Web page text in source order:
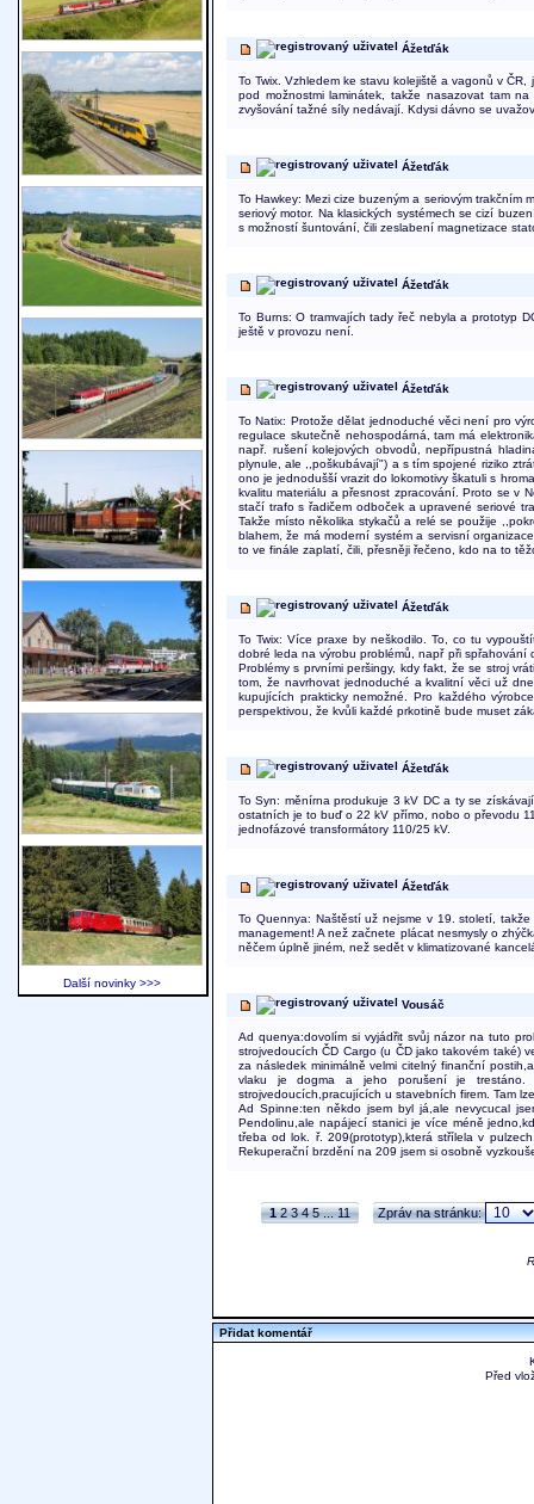
Ážetďák
To Twix. Vzhledem ke stavu kolejiště a vagonů v
pod možnostmi laminátek, takže nasazovat tam
zvyšování tažné síly nedávají. Kdysi dávno se
Ážetďák
To Hawkey: Mezi cize buzeným a seriovým
seriový motor. Na klasických systémech se cizí
s možností šuntování, čili zeslabení magnetizace
Ážetďák
To Burns: O tramvajích tady řeč nebyla a prototyp
ještě v provozu není.
Ážetďák
To Natix: Protože dělat jednoduché věci není pro
regulace skutečně nehospodárná, tam má
např. rušení kolejových obvodů, nepřípustná
plynule, ale ,,poškubávají") a s tím spojené riziko
ono je jednodušší vrazit do lokomotivy škatuli s
kvalitu materiálu a přesnost zpracování. Proto se v
stačí trafo s řadičem odboček a upravené seriové
Takže místo několika stykačů a relé se použije
blahem, že má moderní systém a servisní
to ve finále zaplatí, čili, přesněji řečeno, kdo na to
Ážetďák
To Twix: Více praxe by neškodilo. To, co tu
dobré leda na výrobu problémů, např při
Problémy s prvními peršingy, kdy fakt, že se stroj
tom, že navrhovat jednoduché a kvalitní věci už
kupujících prakticky nemožné. Pro každého
perspektivou, že kvůli každé prkotině bude muset
Ážetďák
To Syn: měnírna produkuje 3 kV DC a ty se
ostatních je to buď o 22 kV přímo, nobo o převodu
jednofázové transformátory 110/25 kV.
Ážetďák
To Quennya: Naštěstí už nejsme v 19. století,
management! A než začnete plácat nesmysly o
něčem úplně jiném, než sedět v klimatizované
Vousáč
Ad quenya:dovolím si vyjádřit svůj názor na tuto
strojvedoucích ČD Cargo (u ČD jako takovém také)
za následek minimálně velmi citelný finanční
vlaku je dogma a jeho porušení je trestáno.
strojvedoucích,pracujících u stavebních firem. Tam
Ad Spinne:ten někdo jsem byl já,ale nevycucal
Pendolinu,ale napájecí stanici je více méně
třeba od lok. ř. 209(prototyp),která střílela v
Rekuperační brzdění na 209 jsem si osobně
1 2 3 4 5...11 Zpráv na stránku:
Přidat komentář
Před
Další novinky >>>